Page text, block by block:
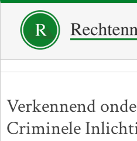
Verkennend
Criminele